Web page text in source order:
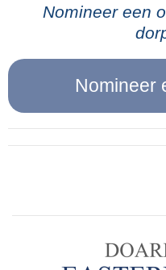
Voor ons, militairen,
gewoonte, daar wij
hadden gehad aan
malen in stelling
één of ander
behoefden te
de mesthoop achter
volgende morgen
een andere boer,
van een parachute
pluim, voor het
er een paar mannen
vannacht een
Nomineer een